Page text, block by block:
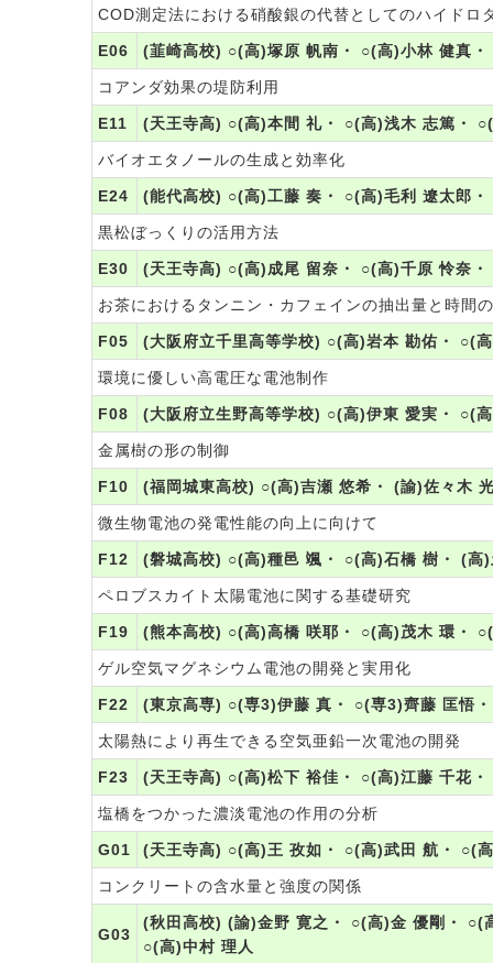
COD測定法における硝酸銀の代替としてのハイドロ
E06 (韮崎高校) ○(高)塚原 帆南・ ○(高)小林 健真
コアンダ効果の堤防利用
E11 (天王寺高) ○(高)本間 礼・ ○(高)浅木 志篤・
バイオエタノールの生成と効率化
E24 (能代高校) ○(高)工藤 奏・ ○(高)毛利 遼太郎
黒松ぼっくりの活用方法
E30 (天王寺高) ○(高)成尾 留奈・ ○(高)千原 怜奈
お茶におけるタンニン・カフェインの抽出量と時間
F05 (大阪府立千里高等学校) ○(高)岩本 勘佑・ ○(
環境に優しい高電圧な電池制作
F08 (大阪府立生野高等学校) ○(高)伊東 愛実・ ○(
金属樹の形の制御
F10 (福岡城東高校) ○(高)吉瀬 悠希・ (諭)佐々木
微生物電池の発電性能の向上に向けて
F12 (磐城高校) ○(高)種邑 颯・ ○(高)石橋 樹・ (高
ペロブスカイト太陽電池に関する基礎研究
F19 (熊本高校) ○(高)高橋 咲耶・ ○(高)茂木 環・
ゲル空気マグネシウム電池の開発と実用化
F22 (東京高専) ○(専3)伊藤 真・ ○(専3)齊藤 匡悟
太陽熱により再生できる空気亜鉛一次電池の開発
F23 (天王寺高) ○(高)松下 裕佳・ ○(高)江藤 千花
塩橋をつかった濃淡電池の作用の分析
G01 (天王寺高) ○(高)王 孜如・ ○(高)武田 航・ ○(
コンクリートの含水量と強度の関係
G03
(秋田高校) (諭)金野 寛之・ ○(高)金 優剛・
○(高)中村 理人